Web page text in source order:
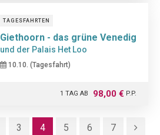
TAGESFAHRTEN
Giethoorn - das grüne Venedig
und der Palais Het Loo
10.10. (Tagesfahrt)
1 TAG AB 98,00 € P.P.
3 4 5 6 7